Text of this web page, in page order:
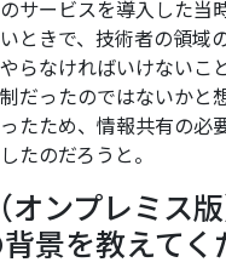
サービスを導入した当
ときで、技術者の領域
らなければいけないこ
だったのではないかと
たため、情報共有の必
たのだろうと。
オンプレミス
景を教えてく